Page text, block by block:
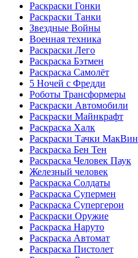
Раскраски Гонки
Раскраски Танки
Звездные Войны
Военная техника
Раскраски Лего
Раскраска Бэтмен
Раскраска Самолёт
5 Ночей с Фредди
Роботы Трансформеры
Раскраски Автомобили
Раскраски Майнкрафт
Раскраска Халк
Раскраски Тачки МакВин
Раскраска Бен Тен
Раскраска Человек Паук
Железный человек
Раскраска Солдаты
Раскраска Супермен
Раскраска Супергерои
Раскраски Оружие
Раскраска Наруто
Раскраска Автомат
Раскраска Пистолет